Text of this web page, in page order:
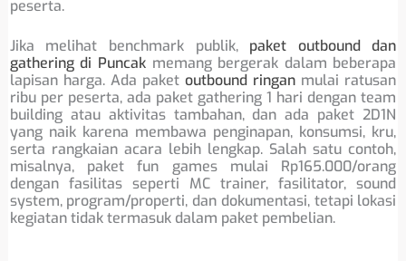
peserta.
Jika melihat benchmark publik, paket outbound dan
gathering di Puncakmemang bergerak dalam beberapa
lapisan harga. Ada paketoutbound ringan mulai ratusan
ribu per peserta, ada paket gathering 1 hari dengan team
building atau aktivitas tambahan, dan ada paket 2D1N
yang naik karena membawa penginapan, konsumsi, kru,
serta rangkaian acara lebih lengkap. Salah satu contoh,
misalnya, paket fun games mulai Rp165.000/orang
dengan fasilitas seperti MC trainer, fasilitator, sound
system, program/properti, dan dokumentasi, tetapi lokasi
kegiatan tidak termasuk dalam paket pembelian.